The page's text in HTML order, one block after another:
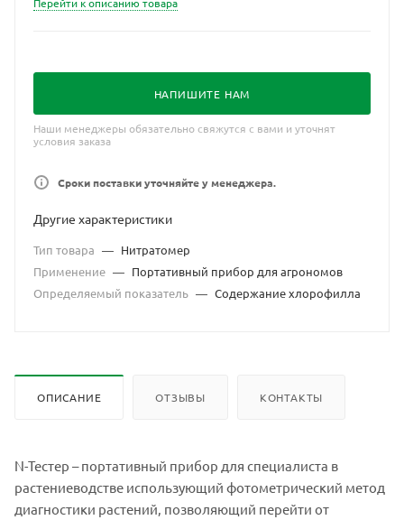
НАПИШИТЕ НАМ
Наши менеджеры обязательно свяжутся с вами и уточнят
условия заказа
Сроки поставки уточняйте у менеджера.
Другие характеристики
Тип товара — Нитратомер
Применение — Портативный прибор для агрономов
Определяемый показатель — Содержание хлорофилла
ОПИСАНИЕ ОТЗЫВЫ КОНТАКТЫ
N-Тестер – портативный прибор для специалиста в
растениеводстве использующий фотометрический метод
диагностики растений, позволяющий перейти от